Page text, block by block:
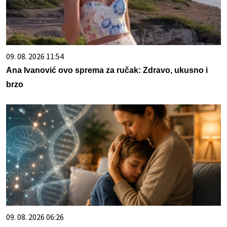
09. 08. 2026 11:54
Ana Ivanović ovo sprema za ručak: Zdravo, ukusno i
brzo
09. 08. 2026 06:26